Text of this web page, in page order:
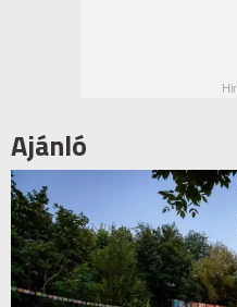
Ajánló